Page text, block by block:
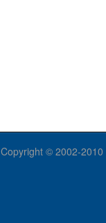
Copyright © 2002-2010